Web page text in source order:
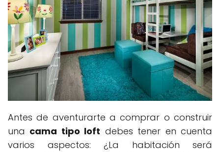
Antes de aventurarte a comprar o construir
una cama tipo loft debes tener en cuenta
varios aspectos: ¿La habitación será